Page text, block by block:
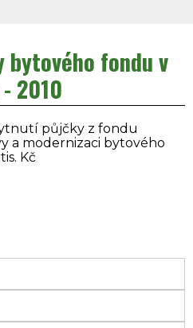
bytového fondu v
2010
půjčky z fondu
a modernizaci bytového
Kč